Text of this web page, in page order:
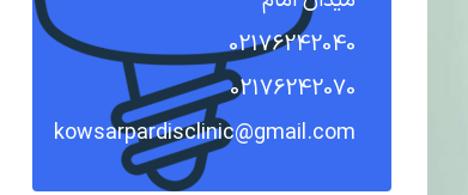
02176242040
02176242070
kowsarpardisclinic@gmail.com